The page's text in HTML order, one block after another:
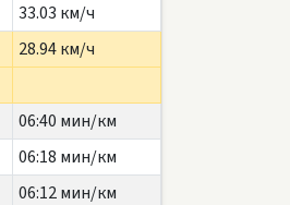
33.03 км/ч
28.94 км/ч
06:40 мин/км
06:18 мин/км
06:12 мин/км